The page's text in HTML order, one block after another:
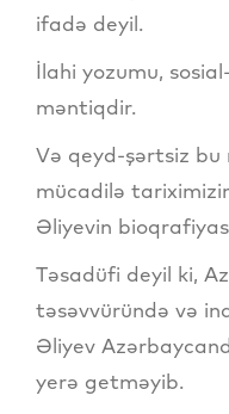
ifadə deyil.
İlahi yozumu,
məntiqdir.
Və qeyd-şərtsiz bu
mücadilə
Əliyevin
Təsadüfi deyil ki,
təsəvvüründə və
Əliyev
yerə getməyib.